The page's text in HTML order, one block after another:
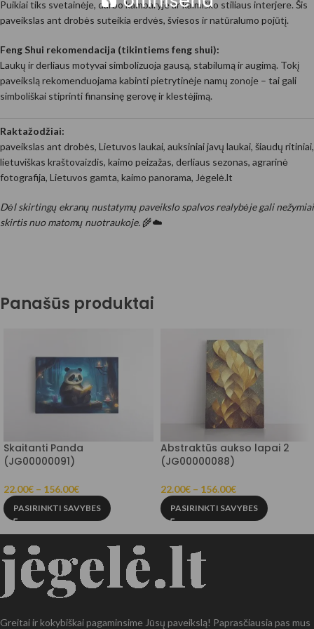
Puikiai tiks svetainėje, darbo kambaryje ar kaimiško stiliaus interjere. Šis
paveikslas ant drobės suteikia erdvės, šviesos ir natūralumo pojūtį.
Feng Shui rekomendacija (tikintiems feng shui):
Laukų ir derliaus motyvai simbolizuoja gausą, stabilumą ir augimą. Tokį
paveikslą rekomenduojama kabinti pietrytinėje namų zonoje – tai gali
simboliškai stiprinti finansinę gerovę ir klestėjimą.
Raktažodžiai:
paveikslas ant drobės, Lietuvos laukai, auksiniai javų laukai, šiaudų ritiniai,
lietuviškas kraštovaizdis, kaimo peizažas, derliaus sezonas, agrarinė
fotografija, Lietuvos gamta, kaimo panorama, Jėgelė.lt
Dėl skirtingų ekranų nustatymų paveikslo spalvos realybėje gali nežymiai
skirtis nuo matomų nuotraukoje. 🌾☁️
Panašūs produktai
Skaitanti Panda
(JG00000091)
22.00€ – 156.00€
PASIRINKTI SAVYBES
Abstraktūs aukso lapai 2
(JG00000088)
22.00€ – 156.00€
PASIRINKTI SAVYBES
Greitai ir kokybiškai pagaminsime Jūsų paveikslą! Paprasčiausia pas mus